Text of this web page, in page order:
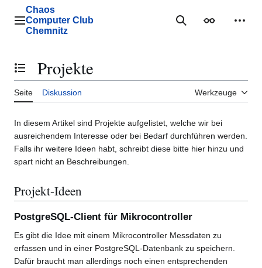
Inhalt
springenHauptmenü
Chaos
Computer Club
Chemnitz
Suche
Inhaltsverzeichnis umschalten
Projekte
Seite Diskussion Werkzeuge
In diesem Artikel sind Projekte aufgelistet, welche wir bei
ausreichendem Interesse oder bei Bedarf durchführen werden.
Falls ihr weitere Ideen habt, schreibt diese bitte hier hinzu und
spart nicht an Beschreibungen.
Projekt-Ideen
PostgreSQL-Client für Mikrocontroller
Es gibt die Idee mit einem Mikrocontroller Messdaten zu
erfassen und in einer PostgreSQL-Datenbank zu speichern.
Dafür braucht man allerdings noch einen entsprechenden